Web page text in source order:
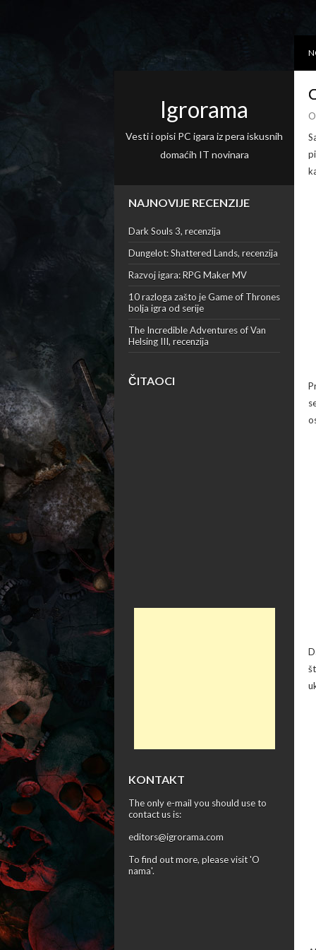
Igrorama
Vesti i opisi PC igara iz pera iskusnih
domaćih IT novinara
NAJNOVIJE RECENZIJE
Dark Souls 3, recenzija
Dungelot: Shattered Lands, recenzija
Razvoj igara: RPG Maker MV
10 razloga zašto je Game of Thrones
bolja igra od serije
The Incredible Adventures of Van
Helsing III, recenzija
ČITAOCI
KONTAKT
The only e-mail you should use to
contact us is:
editors@igrorama.com
To find out more, please visit 'O
nama'.